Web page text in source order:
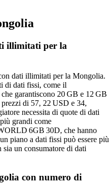
illimitati per la
dati illimitati per la Mongolia.
di dati fissi, come il
garantiscono 20 GB e 12 GB
di 57, 22 USD e 34,
necessita di quote di dati
grandi come
6GB 30D, che hanno
piano a dati fissi può essere più
un consumatore di dati
con numero di